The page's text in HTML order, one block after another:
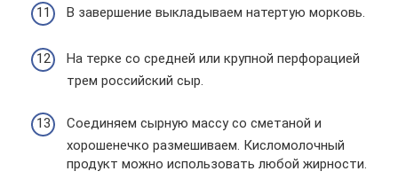
В завершение выкладываем натертую морковь.
На терке со средней или крупной перфорацией
трем российский сыр.
Соединяем сырную массу со сметаной и
хорошенечко размешиваем. Кисломолочный
продукт можно использовать любой жирности.